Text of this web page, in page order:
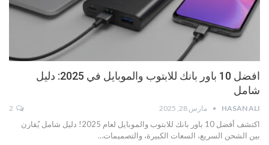
افضل 10 باور بانك للابتوب والموبايل في 2025: دليل
شامل
HASAN ALI مارس 28, 2025
اكتشف أفضل 10 باور بانك للابتوب والموبايل لعام 2025! دليل شامل يُقارن
بين الشحن السريع، السعات الكبيرة، والتصميمات…